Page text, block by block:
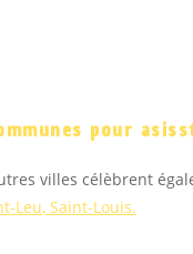
pour
villes célèbrent
Leu, Saint-Louis.